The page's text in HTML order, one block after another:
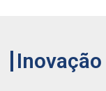
Inovação